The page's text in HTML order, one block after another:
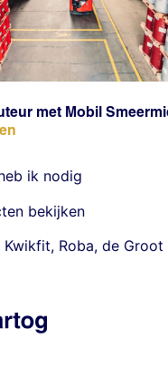
met Mobil
ik nodig
bekijken
Kwikfit, Roba,de Groot